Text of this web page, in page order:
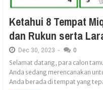
Ketahui 8 Tempat
dan Rukun serta
Dec 30, 2023 - 0
Selamat datang, para calon
Anda sedang merencanakan
Anda berada di tempat yang